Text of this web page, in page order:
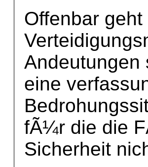
Offenbar
Andeutungen
eine
fÃ¼r die die
Sicherheit